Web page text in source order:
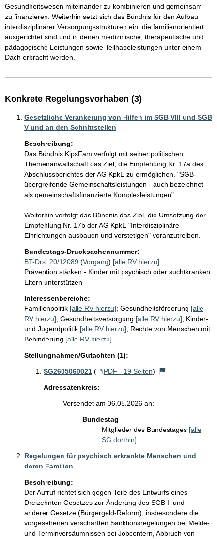
Gesundheitswesen miteinander zu kombinieren und gemeinsam
zu finanzieren. Weiterhin setzt sich das Bündnis für den Aufbau
interdisziplinärer Versorgungsstrukturen ein, die familienorientiert
ausgerichtet sind und in denen medizinische, therapeutische und
pädagogische Leistungen sowie Teilhabeleistungen unter einem
Dach erbracht werden.
Konkrete Regelungsvorhaben (3)
Gesetzliche Verankerung von Hilfen im SGB VIII und SGB
V und an den Schnittstellen
Beschreibung:
Das Bündnis KipsFam verfolgt mit seiner politischen
Themenanwaltschaft das Ziel, die Empfehlung Nr. 17a des
Abschlussberichtes der AG KpkE zu ermöglichen. "SGB-
übergreifende Gemeinschaftsleistungen - auch bezeichnet
als gemeinschaftsfinanzierte Komplexleistungen"
Weiterhin verfolgt das Bündnis das Ziel, die Umsetzung der
Empfehlung Nr. 17b der AG KpkE "Interdisziplinäre
Bundestags-Drucksachennummer:
BT-Drs. 20/12089 (Vorgang) [alle RV hierzu]
Prävention stärken - Kinder mit psychisch oder suchtkranken
Eltern unterstützen
Interessenbereiche:
Familienpolitik [alle RV hierzu]; Gesundheitsförderung [alle
RV hierzu]; Gesundheitsversorgung [alle RV hierzu]; Kinder-
und Jugendpolitik [alle RV hierzu]; Rechte von Menschen mit
Behinderung [alle RV hierzu]
Stellungnahmen/Gutachten (1):
SG2605060021 ( PDF - 19 Seiten)
Adressatenkreis:
Versendet am 06.05.2026 an:
Bundestag
Mitglieder des Bundestages [alle
SG dorthin]
Regelungen für psychisch erkrankte Menschen und
deren Familien
Beschreibung:
Der Aufruf richtet sich gegen Teile des Entwurfs eines
Dreizehnten Gesetzes zur Änderung des SGB II und
anderer Gesetze (Bürgergeld-Reform), insbesondere die
vorgesehenen verschärften Sanktionsregelungen bei Melde-
und Terminversäumnissen bei Jobcentern, Abbruch von